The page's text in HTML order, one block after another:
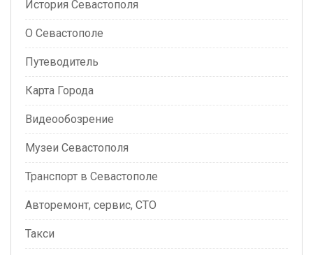
История Севастополя
О Севастополе
Путеводитель
Карта Города
Видеообозрение
Музеи Севастополя
Транспорт в Севастополе
Авторемонт, сервис, СТО
Такси